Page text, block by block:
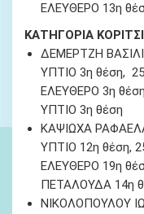
ΕΛΕΥΘΕΡΟ 13η
ΚΑΤΗΓΟΡΙΑ
ΔΕΜΕΡΤΖΗ
ΥΠΤΙΟ 3η θέση,
ΕΛΕΥΘΕΡΟ 3η θέση
ΥΠΤΙΟ 3η θέση
ΚΑΨΙΩΧΑ
ΥΠΤΙΟ 12η θέση,
ΕΛΕΥΘΕΡΟ 19η
ΠΕΤΑΛΟΥΔΑ 14η
ΝΙΚΟΛΟΠΟΥΛΟΥ